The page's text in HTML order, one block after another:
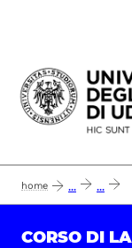
Passa al
home ... ...
CORSO DI